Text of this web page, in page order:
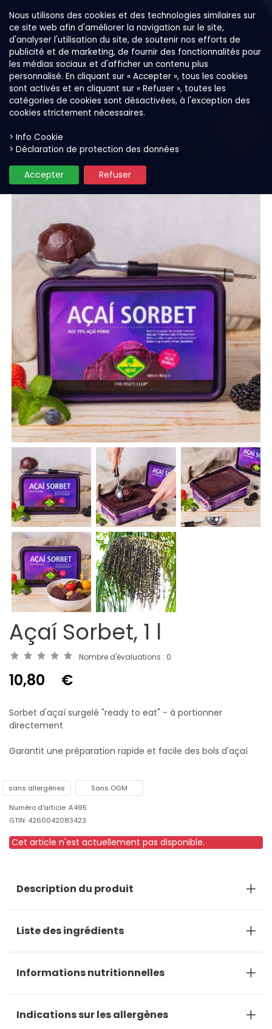
Nous utilisons des cookies et des technologies similaires sur
ce site web afin d'améliorer la navigation sur le site,
d'analyser l'utilisation du site, de soutenir nos efforts de
publicité et de marketing, de fournir des fonctionnalités pour
les médias sociaux et d'afficher un contenu plus
personnalisé. En cliquant sur « Accepter », tous les cookies
sont activés et en cliquant sur « Refuser », toutes les
catégories de cookies sont désactivées, à l'exception des
cookies strictement nécessaires.
> Info Cookie
> Déclaration de protection des données
Refuser
Accepter
Nos produits Sorbet à l'açaí
Açaí Sorbet, 1 l
Nombre d'évaluations : 0
10,80 €
Sorbet d'açaí surgelé "ready to eat" - à portionner
directement
Garantit une préparation rapide et facile des bols d'açaí
sans allergènes
Sans OGM
Numéro d'article :A495
GTIN: 4260042083423
Cet article n'est actuellement pas disponible.
Description du produit
Liste des ingrédients
Informations nutritionnelles
Indications sur les allergènes